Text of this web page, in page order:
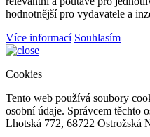
hodnotnější pro vydavatele a
Více informací Souhlasím
Cookies
Tento web používá soubory
osobní údaje. Správcem těchto
Lhotská 772, 68722 Ostrožská